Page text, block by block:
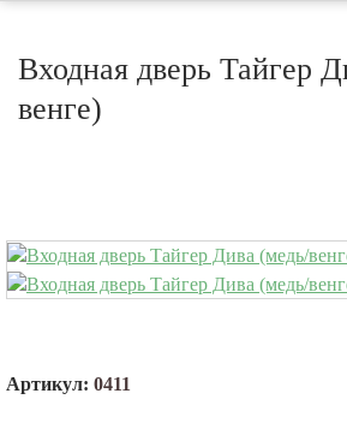
Входная дверь Тайгер Дива (медь/
венге)
Артикул: 0411